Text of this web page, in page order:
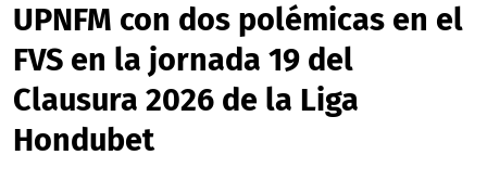
UPNFM con dos polémicas en el
FVS en la jornada 19 del
Clausura 2026 de la Liga
Hondubet